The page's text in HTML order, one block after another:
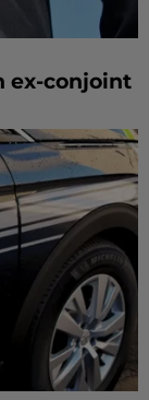
ex-conjoint